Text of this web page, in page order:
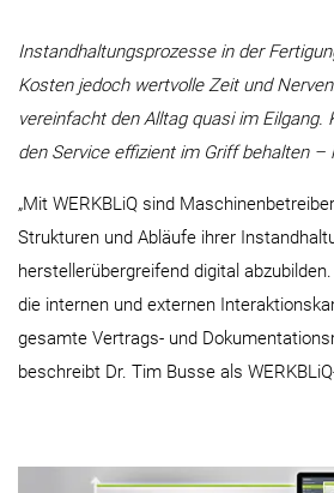
Instandhaltungsprozesse in der
Kosten jedoch wertvolle Zeit und
vereinfacht den Alltag quasi im Eilgang.
den Service effizient im Griff behalten –
„Mit WERKBLiQ sind
Strukturen und Abläufe ihrer
herstellerübergreifend digital
die internen und externen
gesamte Vertrags- und
beschreibt Dr. Tim Busse als